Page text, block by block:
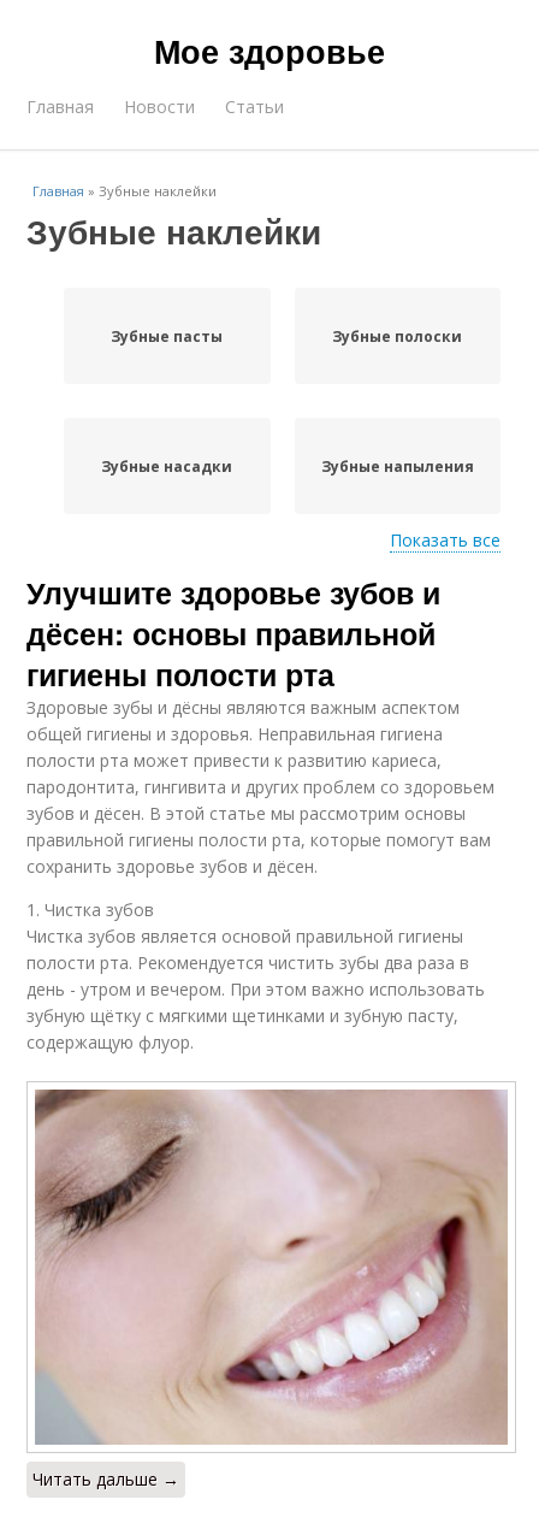
Мое здоровье
Главная Новости Статьи
Главная »Зубные наклейки
Зубные наклейки
Зубные пасты Зубные полоски
Зубные насадки Зубные напыления
Зубные спреи Зубные наполнители
Зубные плёнки
Показать все
Улучшите здоровье зубов и
дёсен: основы правильной
гигиены полости рта
Здоровые зубы и дёсны являются важным аспектом
общей гигиены и здоровья. Неправильная гигиена
полости рта может привести к развитию кариеса,
пародонтита, гингивита и других проблем со здоровьем
зубов и дёсен. В этой статье мы рассмотрим основы
правильной гигиены полости рта, которые помогут вам
сохранить здоровье зубов и дёсен.
1. Чистка зубов
Чистка зубов является основой правильной гигиены
полости рта. Рекомендуется чистить зубы два раза в
день - утром и вечером. При этом важно использовать
зубную щётку с мягкими щетинками и зубную пасту,
содержащую флуор.
Читать дальше →